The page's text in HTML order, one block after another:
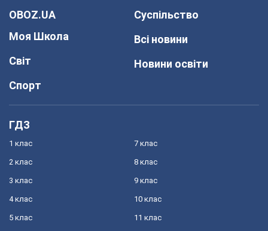
OBOZ.UA
Моя Школа
Світ
Спорт
Суспільство
Всі новини
Новини освіти
ГДЗ
1 клас
2 клас
3 клас
4 клас
5 клас
7 клас
8 клас
9 клас
10 клас
11 клас